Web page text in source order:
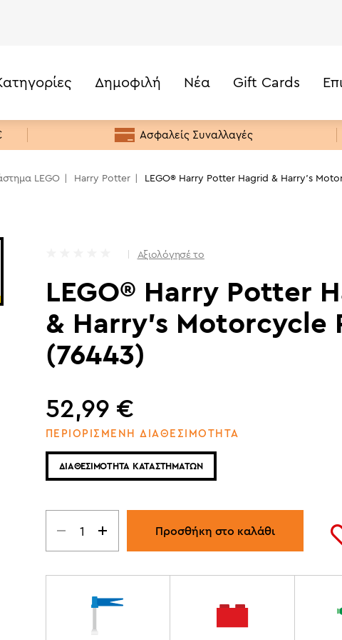
Κάτω από 20€
20€ -50€
Δημοφιλή Νέα Gift Cards
Ασφαλείς Συναλλαγές
LEGO Harry Potter LEGO® Harry Potter Hagrid & Harry's
Αξιολόγησέ το
LEGO® Harry Potter
& Harry's Motorcycle
(76443)
52,99 €
ΠΕΡΙΟΡΙΣΜΕΝΗ ΔΙΑΘΕΣΙΜΟΤΗΤΑ
ΔΙΑΘΕΣΙΜΟΤΗΤΑ ΚΑΤΑΣΤΗΜΑΤΩΝ
Προσθήκη στο καλάθι
(76443) 52,99€